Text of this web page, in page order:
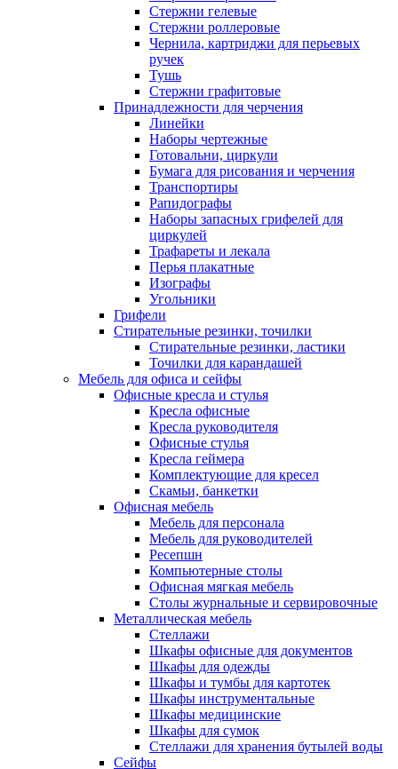
Стержни гелевые
Стержни роллеровые
Чернила, картриджи для перьевых
ручек
Тушь
Стержни графитовые
Принадлежности для черчения
Линейки
Наборы чертежные
Готовальни, циркули
Бумага для рисования и черчения
Транспортиры
Рапидографы
Наборы запасных грифелей для
циркулей
Трафареты и лекала
Перья плакатные
Изографы
Угольники
Грифели
Стирательные резинки, точилки
Стирательные резинки, ластики
Точилки для карандашей
Мебель для офиса и сейфы
Офисные кресла и стулья
Кресла офисные
Кресла руководителя
Офисные стулья
Кресла геймера
Комплектующие для кресел
Скамьи, банкетки
Офисная мебель
Мебель для персонала
Мебель для руководителей
Ресепшн
Компьютерные столы
Офисная мягкая мебель
Столы журнальные и сервировочные
Металлическая мебель
Стеллажи
Шкафы офисные для документов
Шкафы для одежды
Шкафы и тумбы для картотек
Шкафы инструментальные
Шкафы медицинские
Шкафы для сумок
Стеллажи для хранения бутылей воды
Сейфы